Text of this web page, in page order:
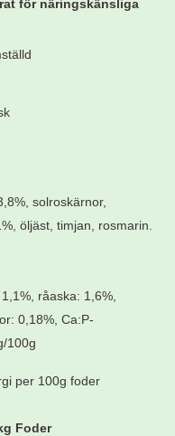
för näringskänsliga
solroskärnor,
öljäst, timjan, rosmarin.
råaska: 1,6%,
0,18%, Ca:P-
100g
per 100g foder
Foder